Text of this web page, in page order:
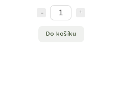
Do košíku